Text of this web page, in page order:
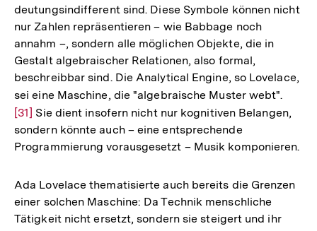
deutungsindifferent sind. Diese Symbole können nicht
nur Zahlen repräsentieren – wie Babbage noch
annahm –, sondern alle möglichen Objekte, die in
Gestalt algebraischer Relationen, also formal,
beschreibbar sind. Die Analytical Engine, so Lovelace,
sei eine Maschine, die "algebraische Muster webt".
[31] Sie dient insofern nicht nur kognitiven Belangen,
sondern könnte auch – eine entsprechende
Programmierung vorausgesetzt – Musik komponieren.
Ada Lovelace thematisierte auch bereits die Grenzen
einer solchen Maschine: Da Technik menschliche
Tätigkeit nicht ersetzt, sondern sie steigert und ihr